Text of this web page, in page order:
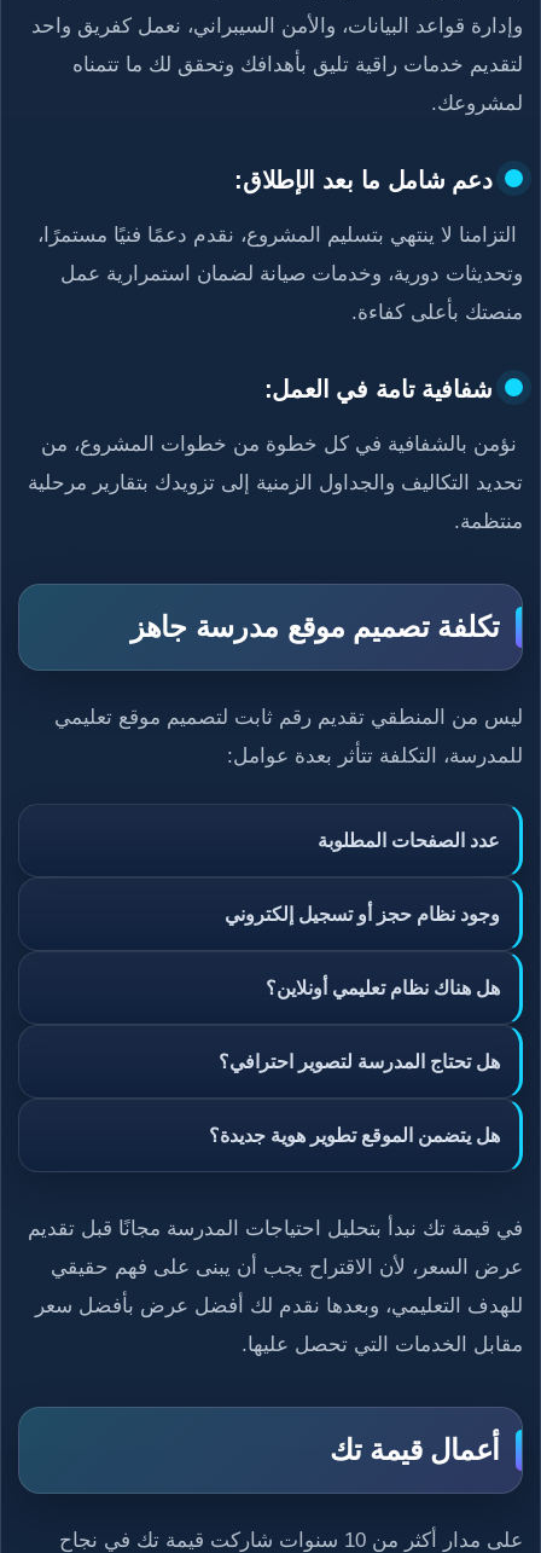
وإدارة قواعد البيانات، والأمن السيبراني، نعمل كفريق واحد
لتقديم خدمات راقية تليق بأهدافك وتحقق لك ما تتمناه
لمشروعك.
دعم شامل ما بعد الإطلاق:
التزامنا لا ينتهي بتسليم المشروع، نقدم دعمًا فنيًا مستمرًا،
وتحديثات دورية، وخدمات صيانة لضمان استمرارية عمل
منصتك بأعلى كفاءة.
شفافية تامة في العمل:
نؤمن بالشفافية في كل خطوة من خطوات المشروع، من
تحديد التكاليف والجداول الزمنية إلى تزويدك بتقارير مرحلية
منتظمة.
تكلفة تصميم موقع مدرسة جاهز
ليس من المنطقي تقديم رقم ثابت لتصميم موقع تعليمي
للمدرسة، التكلفة تتأثر بعدة عوامل:
عدد الصفحات المطلوبة
وجود نظام حجز أو تسجيل إلكتروني
هل هناك نظام تعليمي أونلاين؟
هل تحتاج المدرسة لتصوير احترافي؟
هل يتضمن الموقع تطوير هوية جديدة؟
في قيمة تك نبدأ بتحليل احتياجات المدرسة مجانًا قبل تقديم
عرض السعر، لأن الاقتراح يجب أن يبنى على فهم حقيقي
للهدف التعليمي، وبعدها نقدم لك أفضل عرض بأفضل سعر
مقابل الخدمات التي تحصل عليها.
أعمال قيمة تك
على مدار أكثر من 10 سنوات شاركت قيمة تك في نجاح